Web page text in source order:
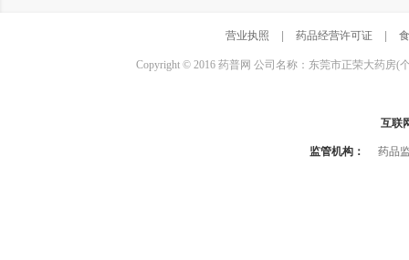
营业执照 药品经营许可证
Copyright © 2016 药普网 公司名称：东莞市正荣大药房(
互联
监管机构： 药品